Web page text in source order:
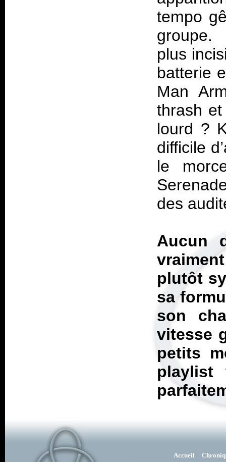
tempo
groupe.
plus
batterie
Man
thrash
lourd ?
difficile
le
des
Aucun
plutôt
sa
son
vitesse
petits
playlist
Accueil